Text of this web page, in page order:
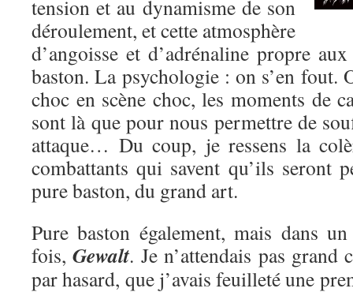
tension et au dynamisme de son
déroulement, et cette atmosphère
d’angoisse et d’adrénaline propre
baston. La psychologie : on s’en fout.
choc en scène choc, les moments de
sont là que pour nous permettre de
attaque… Du coup, je ressens la
combattants qui savent qu’ils seront
pure baston, du grand art.
Pure baston également, mais dans
fois,Gewalt. Je n’attendais pas grand
par hasard, que j’avais feuilleté une